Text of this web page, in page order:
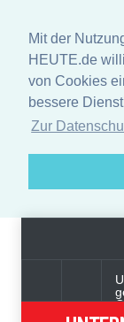
Mit der
HEUTE.de
von Cookies
bessere
Zur